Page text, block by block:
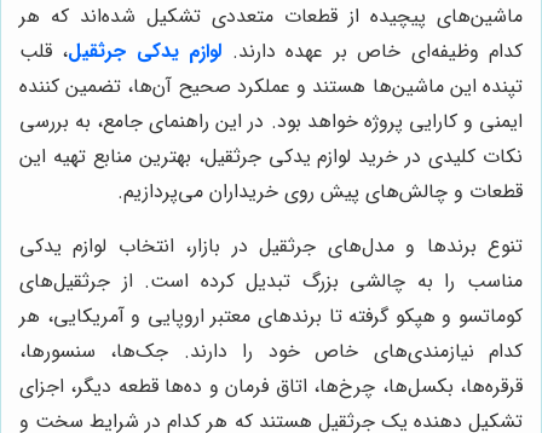
ماشین‌های پیچیده از قطعات متعددی تشکیل شده‌اند که هر
کدام وظیفه‌ای خاص بر عهده دارند. لوازم یدکی جرثقیل، قلب
تپنده این ماشین‌ها هستند و عملکرد صحیح آن‌ها، تضمین کننده
ایمنی و کارایی پروژه خواهد بود. در این راهنمای جامع، به بررسی
نکات کلیدی در خرید لوازم یدکی جرثقیل، بهترین منابع تهیه این
قطعات و چالش‌های پیش روی خریداران می‌پردازیم.
تنوع برندها و مدل‌های جرثقیل در بازار، انتخاب لوازم یدکی
مناسب را به چالشی بزرگ تبدیل کرده است. از جرثقیل‌های
کوماتسو و هپکو گرفته تا برندهای معتبر اروپایی و آمریکایی، هر
کدام نیازمندی‌های خاص خود را دارند. جک‌ها، سنسورها،
قرقره‌ها، بکسل‌ها، چرخ‌ها، اتاق فرمان و ده‌ها قطعه دیگر، اجزای
تشکیل دهنده یک جرثقیل هستند که هر کدام در شرایط سخت و